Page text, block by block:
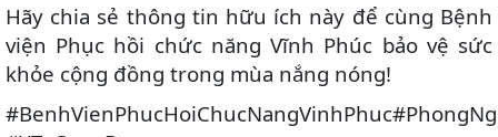
Hãy chia sẻ thông tin hữu ích này để cùng Bệnh
viện Phục hồi chức năng Vĩnh Phúc bảo vệ sức
khỏe cộng đồng trong mùa nắng nóng!